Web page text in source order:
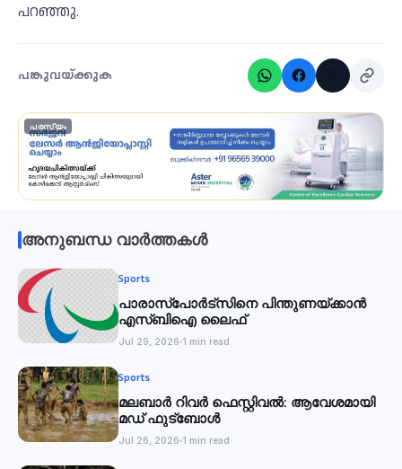
പറഞ്ഞു.
പങ്കുവയ്ക്കുക
പരസ്യം
അനുബന്ധ വാർത്തകൾ
Sports
പാരാസ്‌പോര്‍ട്‌സിനെ പിന്തുണയ്ക്കാന്‍
എസ്ബിഐ ലൈഫ്
Jul 29, 2026 1 min read
Sports
മലബാര്‍ റിവര്‍ ഫെസ്റ്റിവൽ: ആവേശമായി
മഡ് ഫുട്‌ബോൾ
Jul 26, 2026 1 min read